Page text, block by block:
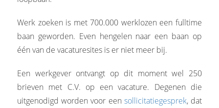
Werk zoeken is met 700.000 werklozen een fulltime
baan geworden. Even hengelen naar een baan op
één van de vacaturesites is er niet meer bij.
Een werkgever ontvangt op dit moment wel 250
brieven met C.V. op een vacature. Degenen die
uitgenodigd worden voor een sollicitatiegesprek, dat